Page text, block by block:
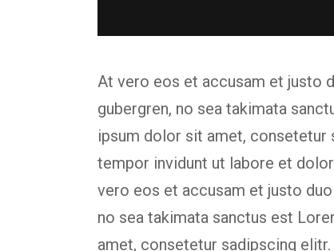
At vero eos et accusam et justo
gubergren, no sea takimata
ipsum dolor sit amet, consetetur
tempor invidunt ut labore et
vero eos et accusam et justo
no sea takimata sanctus est
amet, consetetur sadipscing elitr.